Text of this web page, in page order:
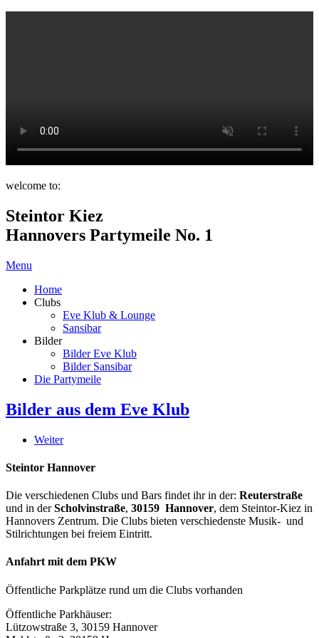
welcome to:
Steintor Kiez
Hannovers Partymeile No. 1
Menu
Home
Clubs
Eve Klub & Lounge
Sansibar
Bilder
Bilder Eve Klub
Bilder Sansibar
Die Partymeile
Bilder aus dem Eve Klub
Weiter
Steintor Hannover
Die verschiedenen Clubs und Bars findet ihr in der: Reuterstraße
und in derScholvinstraße, 30159 Hannover, dem Steintor-Kiez in
Hannovers Zentrum. Die Clubs bieten verschiedenste Musik- und
Stilrichtungen bei freiem Eintritt.
Anfahrt mit dem PKW
Öffentliche Parkplätze rund um die Clubs vorhanden
Öffentliche Parkhäuser:
Lützowstraße 3, 30159 Hannover